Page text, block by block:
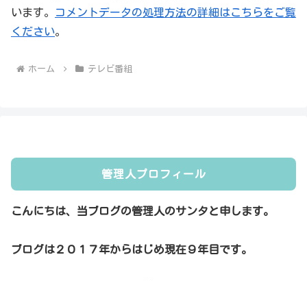
います。
コメントデータの処理方法の詳細はこちらをご覧
ください。
ホーム テレビ番組
管理人プロフィール
こんにちは、当ブログの管理人のサンタと申します。
ブログは２０１７年からはじめ現在９年目です。